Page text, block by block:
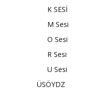
K SESİ
M Sesi
O Sesi
R Sesi
U Sesi
ÜSÖYDZ